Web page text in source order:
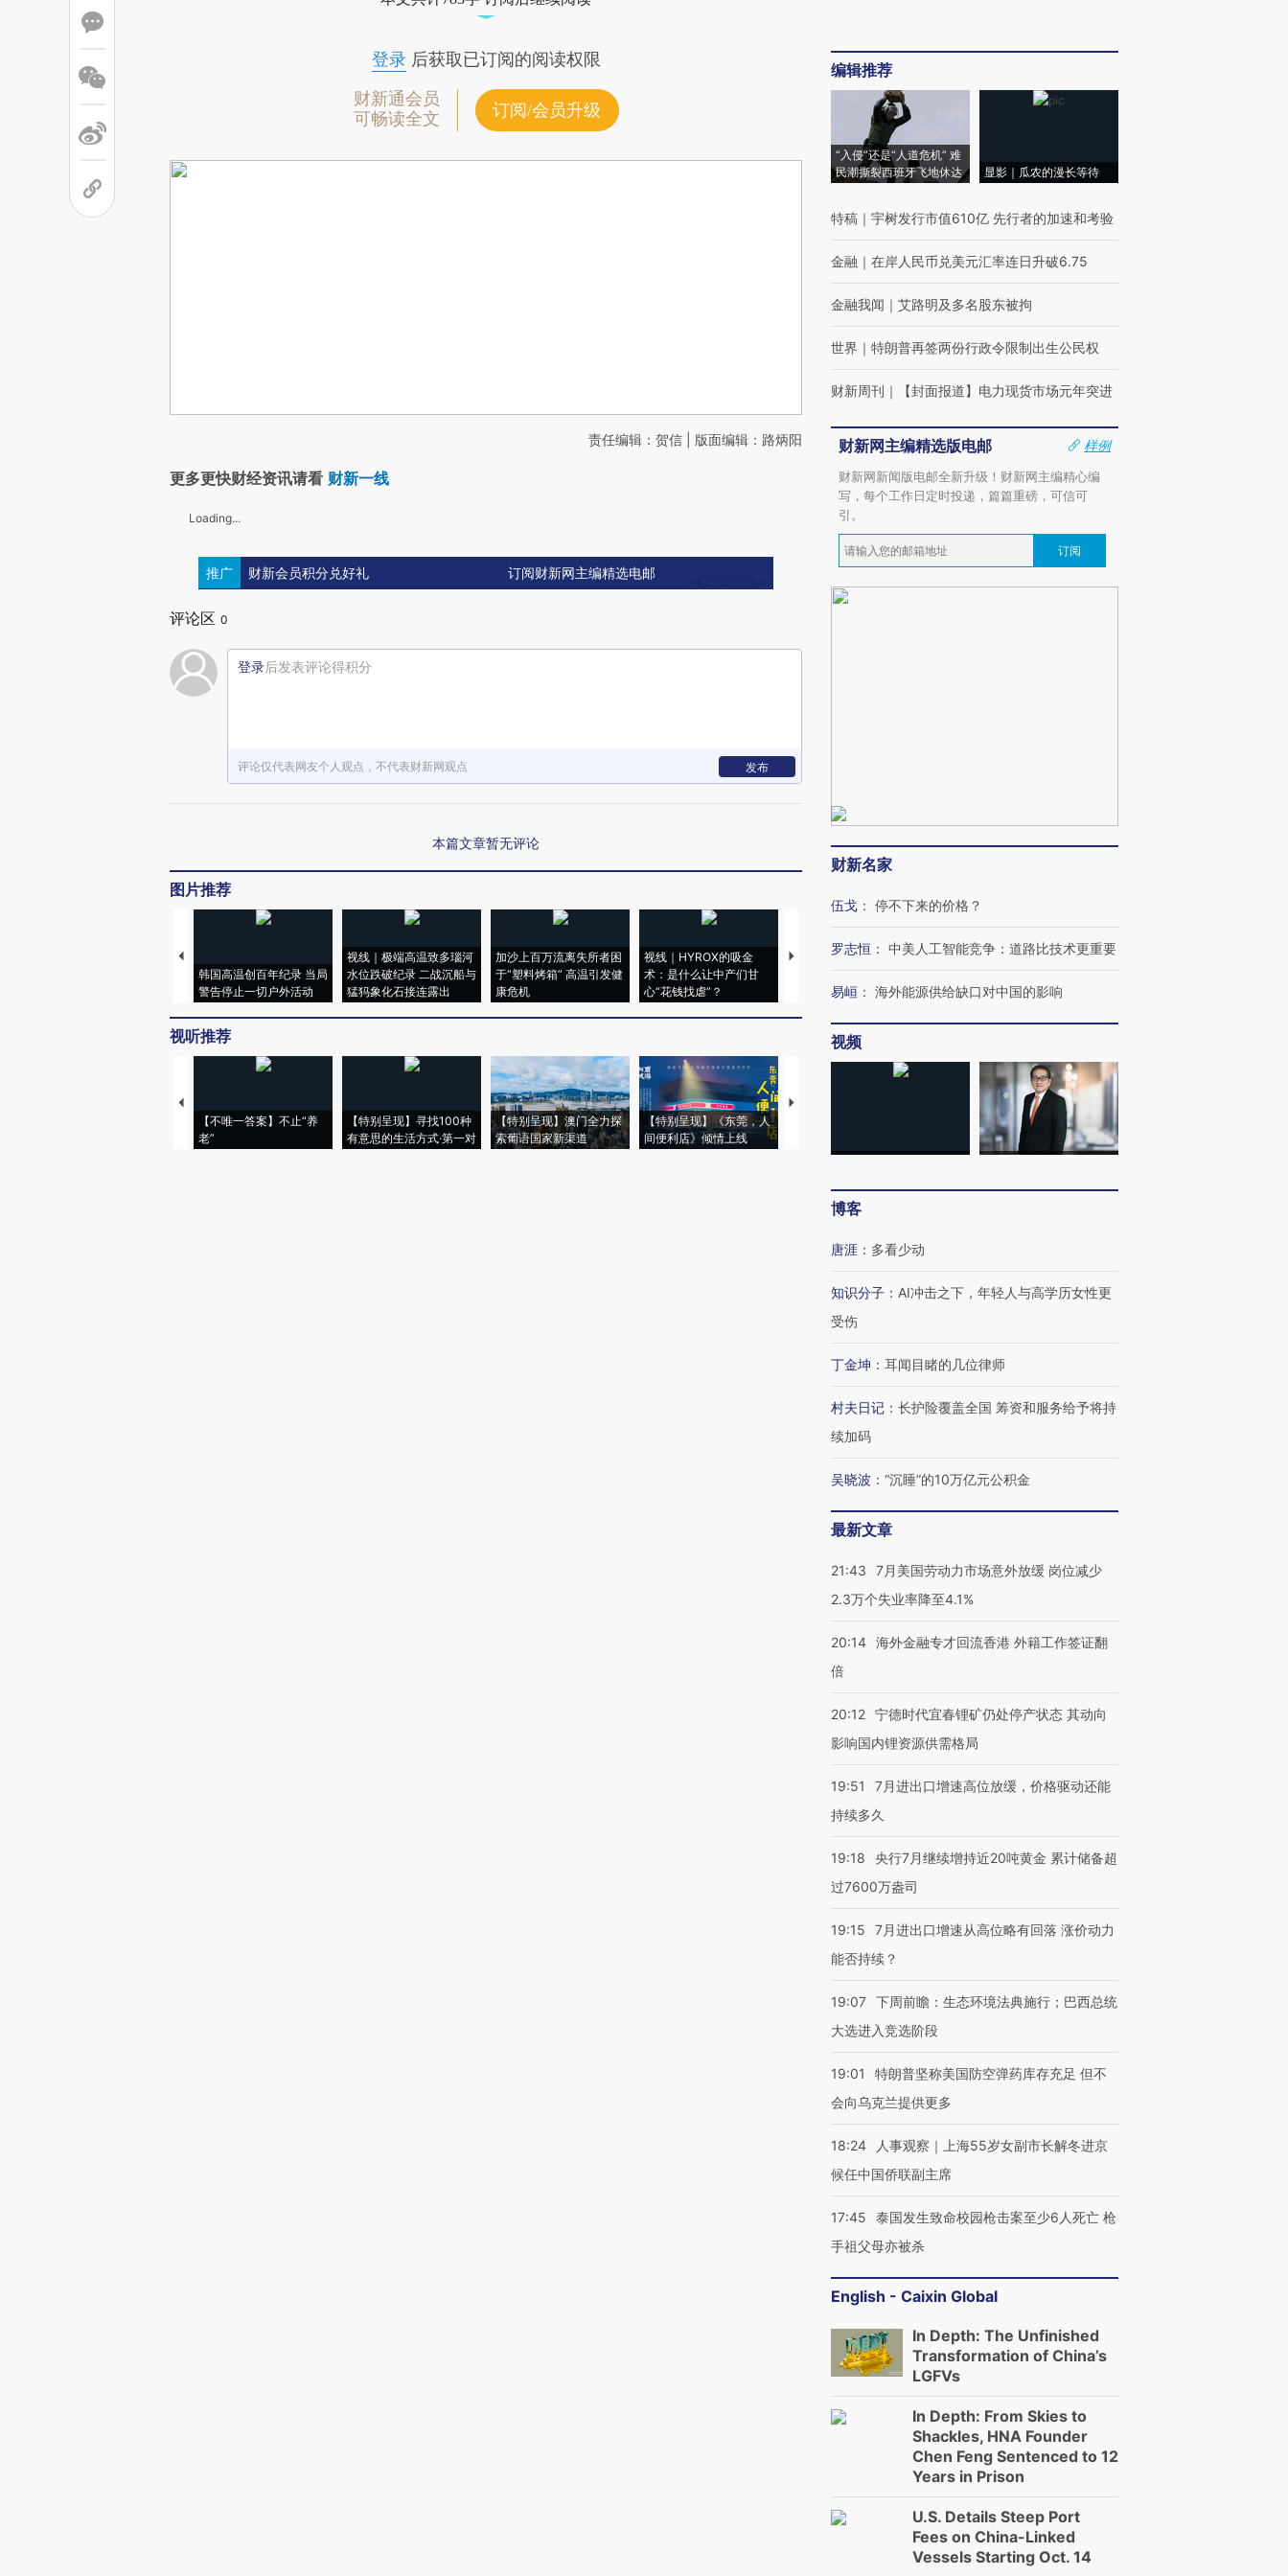
登录后获取已订阅的阅读权限
财新通会员
可畅读全文
订阅/会员升级
责任编辑：贺信 | 版面编辑：路炳阳
更多更快财经资讯请看 财新一线
Loading...
推广 财新会员积分兑好礼 订阅财新网主编精选电邮
评论区 0
登录后发表评论得积分
评论仅代表网友个人观点，不代表财新网观点 发布
本篇文章暂无评论
图片推荐
韩国高温创百年纪录 当局
警告停止一切户外活动
视线｜极端高温致多瑙河
水位跌破纪录 二战沉船与
猛犸象化石接连露出
加沙上百万流离失所者困
于“塑料烤箱” 高温引发健
康危机
视线｜HYROX的吸金
术：是什么让中产们甘
心“花钱找虐”？
马航飞行员跨国走私7万
粒摇头丸 尿检体内含3种
视线｜被称为“蟑螂”的印
度Z世代 用街头抗争将教
育部长拱下台
视线｜“入侵”还是“人道危
机”？难民潮撕裂西班牙
视听推荐
【不唯一答案】不止“养
老”
【特别呈现】寻找100种
有意思的生活方式·第一对
【特别呈现】澳门全力探
索葡语国家新渠道
【特别呈现】《东莞，人
间便利店》倾情上线
【推广】走进第四届链博
【特别呈现】寻找100种
有意思的生活方式·第三对
CFO：不靠规模取胜，华
住三大增长引擎是什么？
编辑推荐
“入侵”还是“人道危机” 难
民潮撕裂西班牙飞地休达
显影｜瓜农的漫长等待
特稿 ｜ 宇树发行市值610亿 先行者的加速和考验
金融 ｜ 在岸人民币兑美元汇率连日升破6.75
金融我闻 ｜ 艾路明及多名股东被拘
世界 ｜ 特朗普再签两份行政令限制出生公民权
财新周刊 ｜ 【封面报道】电力现货市场元年突进
财新网主编精选版电邮
样例
财新网新闻版电邮全新升级！财新网主编精心编
写，每个工作日定时投递，篇篇重磅，可信可
引。
订阅
财新名家
伍戈 ： 停不下来的价格？
罗志恒 ： 中美人工智能竞争：道路比技术更重要
易峘 ： 海外能源供给缺口对中国的影响
视频
博客
唐涯 ： 多看少动
知识分子 ： AI冲击之下，年轻人与高学历女性更
受伤
丁金坤 ： 耳闻目睹的几位律师
村夫日记 ： 长护险覆盖全国 筹资和服务给予将持
续加码
吴晓波 ： “沉睡”的10万亿元公积金
最新文章
21:43
7月美国劳动力市场意外放缓 岗位减少
2.3万个失业率降至4.1%
20:14 海外金融专才回流香港 外籍工作签证翻
倍
20:12 宁德时代宜春锂矿仍处停产状态 其动向
影响国内锂资源供需格局
19:51
7月进出口增速高位放缓，价格驱动还能
持续多久
19:18
央行7月继续增持近20吨黄金 累计储备超
过7600万盎司
19:15
7月进出口增速从高位略有回落 涨价动力
能否持续？
19:07 下周前瞻：生态环境法典施行；巴西总统
大选进入竞选阶段
19:01
特朗普坚称美国防空弹药库存充足 但不
会向乌克兰提供更多
18:24
人事观察｜上海55岁女副市长解冬进京
候任中国侨联副主席
17:45
泰国发生致命校园枪击案至少6人死亡 枪
手祖父母亦被杀
English - Caixin Global
In Depth: The Unfinished
Transformation of China’s
LGFVs
In Depth: From Skies to
Shackles, HNA Founder
Chen Feng Sentenced to 12
Years in Prison
U.S. Details Steep Port
Fees on China-Linked
Vessels Starting Oct. 14